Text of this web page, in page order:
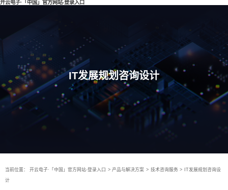
开云电子·「中国」官方网站-登录入口
IT发展规划咨询设计
当前位置： 开云电子·「中国」官方网站-登录入口 > 产品与解决方案 > 技术咨询服务 > IT发展规划咨询设
计